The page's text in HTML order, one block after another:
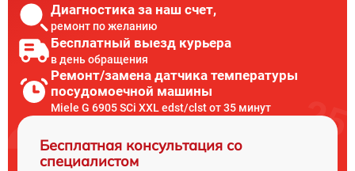
Диагностика за наш счет,
ремонт по желанию
Бесплатный выезд курьера
в день обращения
Ремонт/замена датчика температуры
посудомоечной машины
Miele G 6905 SCi XXL edst/clst от 35 минут
Бесплатная консультация со
специалистом